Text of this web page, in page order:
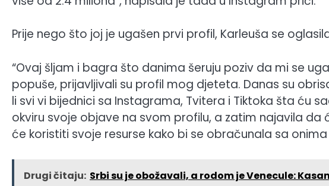
Prije nego što joj je ugašen prvi profil, Karleuša se
“Ovaj šljam i bagra što danima šeruju poziv da mi se
popuše, prijavljivali su profil mog djeteta. Danas su
li svi vi bijednici sa Instagrama, Tvitera i Tiktoka šta ću
okviru svoje objave na svom profilu, a zatim najavila
će koristiti svoje resurse kako bi se obračunala sa onima
Drugi čitaju: Srbi su je obožavali, a rodom je Venecule: